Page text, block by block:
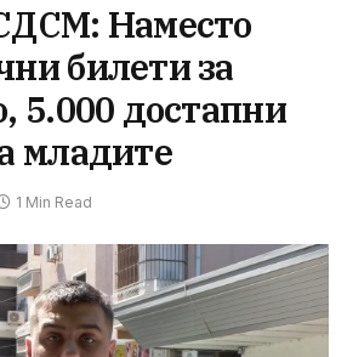
Наместо
билети за
5.000 достапни
младите
1 Min Read